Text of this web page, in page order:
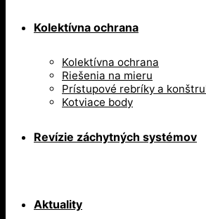
Kolektívna ochrana
Kolektívna ochrana
Riešenia na mieru
Prístupové rebríky a
Kotviace body
Revízie záchytných systémov
Aktuality